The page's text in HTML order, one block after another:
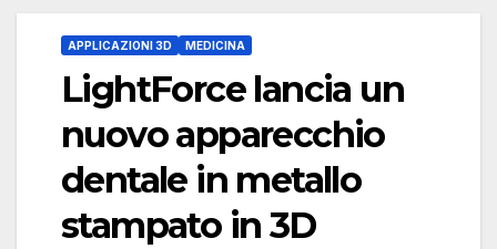
APPLICAZIONI 3D MEDICINA
LightForce lancia un
nuovo apparecchio
dentale in metallo
stampato in 3D